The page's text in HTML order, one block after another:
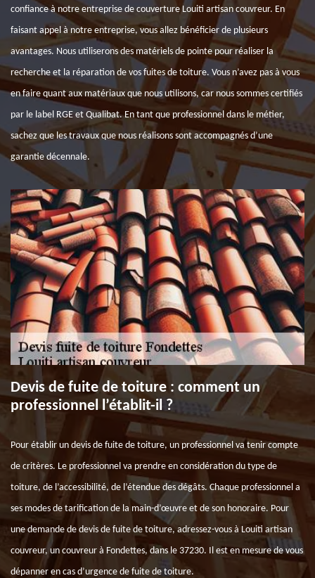
confiance à notre entreprise de couverture Louiti artisan couvreur. En
faisant appel à notre entreprise, vous allez bénéficier de plusieurs
avantages. Nous utiliserons des matériels de pointe pour réaliser la
recherche et la réparation de vos fuites de toiture. Vous n’avez pas à vous
en faire quant aux matériaux que nous utilisons, car nous sommes certifiés
par le label RGE et Qualibat. En tant que professionnel dans le métier,
sachez que les travaux que nous réalisons sont accompagnés d’une
garantie décennale.
Devis de fuite de toiture : comment un
professionnel l’établit-il ?
Pour établir un devis de fuite de toiture, un professionnel va tenir compte
de critères. Le professionnel va prendre en considération du type de
toiture, de l’accessibilité, de l’étendue des dégâts. Chaque professionnel a
ses modes de tarification de la main-d’œuvre et de son honoraire. Pour
une demande de devis de fuite de toiture, adressez-vous à Louiti artisan
couvreur, un couvreur à Fondettes, dans le 37230. Il est en mesure de vous
dépanner en cas d’urgence de fuite de toiture.